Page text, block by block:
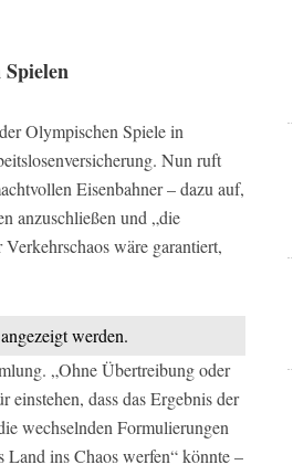
Olympischen Spiele in
Nun ruft
Eisenbahner – dazu auf,
anzuschließen und „die
wäre garantiert,
werden.
„Ohne Übertreibung oder
einstehen, dass das Ergebnis der
wechselnden Formulierungen
Land ins Chaos werfen“ könnte –